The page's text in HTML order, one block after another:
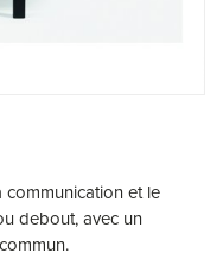
communication et le
debout, avec un